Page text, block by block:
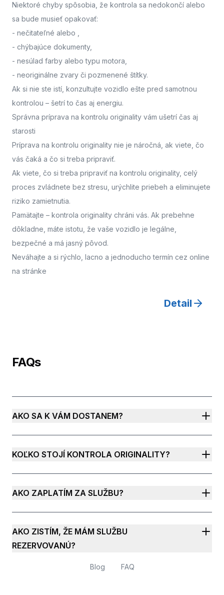
Niektoré chyby spôsobia, že kontrola sa nedokončí alebo
sa bude musieť opakovať:
- nečitateľné alebo
- chýbajúce dokumenty,
- nesúlad farby alebo typu motora,
- neoriginálne zvary či pozmenené štítky.
Ak si nie ste istí, konzultujte vozidlo ešte pred samotnou
kontrolou – šetrí to čas aj energiu.
Správna príprava na kontrolu originality vám ušetrí čas aj
starosti
Príprava na kontrolu originality nie je náročná, ak viete, čo
vás čaká a čo si treba pripraviť.
Ak viete, čo si treba pripraviť na kontrolu originality, celý
proces zvládnete bez stresu, urýchlite priebeh a eliminujete
riziko zamietnutia.
Pamätajte – kontrola originality chráni vás. Ak prebehne
dôkladne, máte istotu, že vaše vozidlo je legálne,
bezpečné a má jasný pôvod.
Neváhajte a si rýchlo, lacno a jednoducho termín cez online
na stránke
Detail
FAQs
AKO SA K VÁM DOSTANEM?
KOĽKO STOJÍ KONTROLA ORIGINALITY?
AKO ZAPLATÍM ZA SLUŽBU?
AKO ZISTÍM, ŽE MÁM SLUŽBU
REZERVOVANÚ?
Blog FAQ